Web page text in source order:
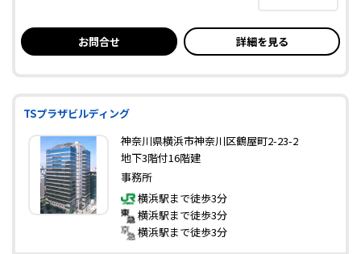
お問合せ 詳細を見る
TSプラザビルディング
神奈川県横浜市神奈川区鶴屋町2-23-2
地下3階付16階建
事務所
横浜駅まで徒歩3分
横浜駅まで徒歩3分
横浜駅まで徒歩3分